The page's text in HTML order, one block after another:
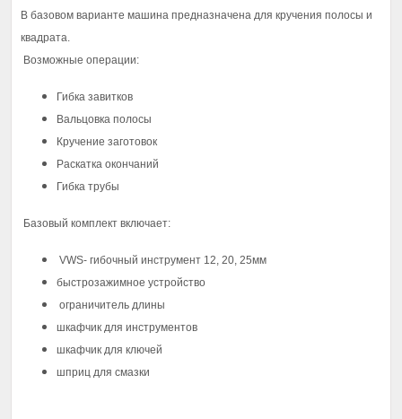
В базовом варианте машина предназначена для кручения полосы и
квадрата.
Возможные операции:
Гибка завитков
Вальцовка полосы
Кручение заготовок
Раскатка окончаний
Гибка трубы
Базовый комплект включает:
VWS- гибочный инструмент 12, 20, 25мм
быстрозажимное устройство
ограничитель длины
шкафчик для инструментов
шкафчик для ключей
шприц для смазки